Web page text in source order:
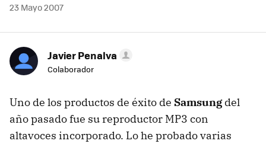
23 Mayo 2007
Javier Penalva
Colaborador
Uno de los productos de éxito de Samsungdel
año pasado fue su reproductor MP3 con
altavoces incorporado. Lo he probado varias